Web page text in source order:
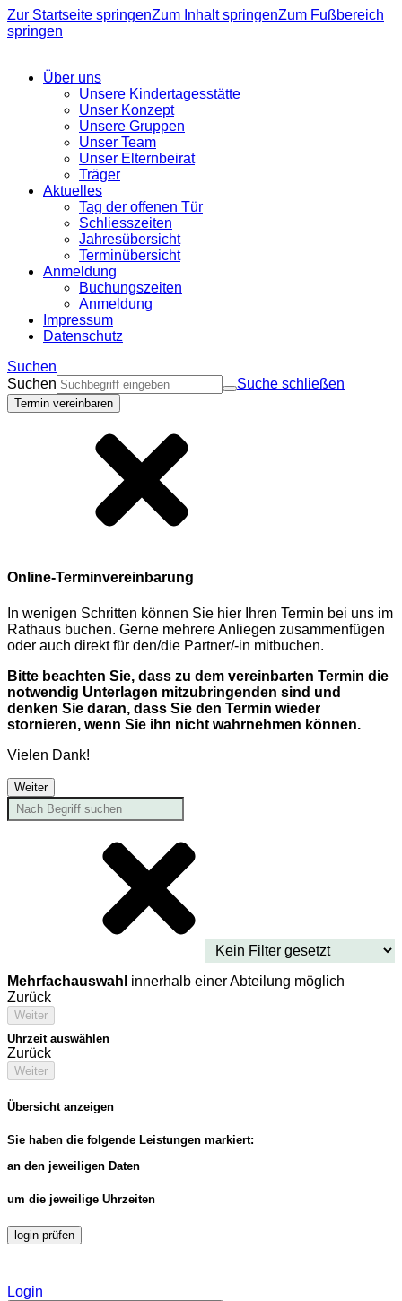
Zur Startseite springenZum Inhalt springenZum Fußbereich
springen
Über uns
Unsere Kindertagesstätte
Unser Konzept
Unsere Gruppen
Unser Team
Unser Elternbeirat
Träger
Aktuelles
Tag der offenen Tür
Schliesszeiten
Jahresübersicht
Terminübersicht
Anmeldung
Buchungszeiten
Anmeldung
Impressum
Datenschutz
Suchen
Suchen
Suche schließen
Termin vereinbaren
Online-Terminvereinbarung
In wenigen Schritten können Sie hier Ihren Termin bei uns im
Rathaus buchen. Gerne mehrere Anliegen zusammenfügen
oder auch direkt für den/die Partner/-in mitbuchen.
Bitte beachten Sie, dass zu dem vereinbarten Termin die
notwendig Unterlagen mitzubringenden sind und
denken Sie daran, dass Sie den Termin wieder
stornieren, wenn Sie ihn nicht wahrnehmen können.
Vielen Dank!
Weiter
Mehrfachauswahl innerhalb einer Abteilung möglich
Zurück
Weiter
Uhrzeit auswählen
Zurück
Weiter
Übersicht anzeigen
Sie haben die folgende Leistungen markiert:
an den jeweiligen Daten
um die jeweilige Uhrzeiten
login prüfen
Login